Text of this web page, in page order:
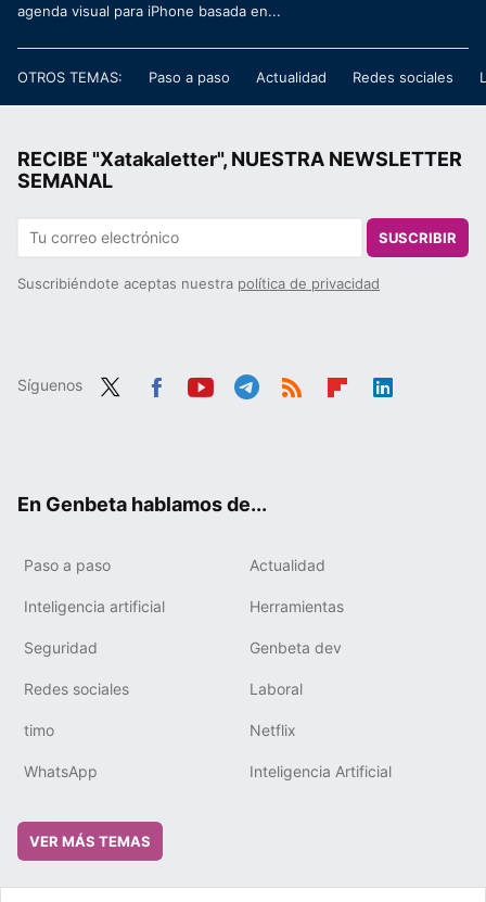
agenda visual para iPhone basada en...
OTROS TEMAS: Paso a paso Actualidad Redes sociales
RECIBE "Xatakaletter", NUESTRA NEWSLETTER
SEMANAL
SUSCRIBIR
Suscribiéndote aceptas nuestra política de privacidad
Síguenos
En Genbeta hablamos de...
Paso a paso Actualidad
Inteligencia artificial Herramientas
Seguridad Genbeta dev
Redes sociales Laboral
timo Netflix
WhatsApp Inteligencia Artificial
VER MÁS TEMAS